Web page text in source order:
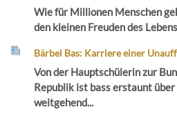
Wie für Millionen Menschen
den kleinen Freuden des
Bärbel Bas: Karriere einer
Von der Hauptschülerin zur
Republik ist bass erstaunt
weitgehend...